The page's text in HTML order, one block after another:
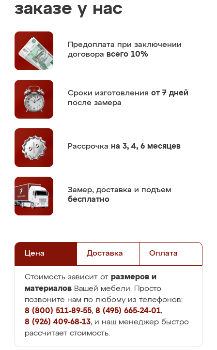
заказе у нас
Предоплата при заключении
договора всего 10%
Сроки изготовления от 7 дней
после замера
Рассрочка на 3, 4, 6 месяцев
Замер, доставка и подъем
бесплатно
Цена Доставка Оплата
Стоимость зависит от размеров и
материалов Вашей мебели. Просто
позвоните нам по любому из телефонов:
8 (800) 511-89-55, 8 (495) 665-24-01,
8 (926) 409-68-13, и наш менеджер быстро
рассчитает стоимость.